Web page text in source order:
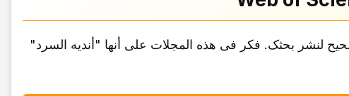
لنشر بحثک. فکر فی هذه المجلات على أنها "أندیه السرد"